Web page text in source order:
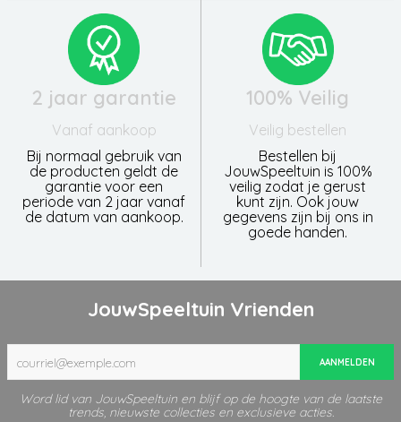
2 jaar garantie
Vanaf aankoop
Bij normaal gebruik van
de producten geldt de
garantie voor een
periode van 2 jaar vanaf
de datum van aankoop.
100% Veilig
Veilig bestellen
Bestellen bij
JouwSpeeltuin is 100%
veilig zodat je gerust
kunt zijn. Ook jouw
gegevens zijn bij ons in
goede handen.
JouwSpeeltuin Vrienden
AANMELDEN
Word lid van JouwSpeeltuin en blijf op de hoogte van de laatste
trends, nieuwste collecties en exclusieve acties.